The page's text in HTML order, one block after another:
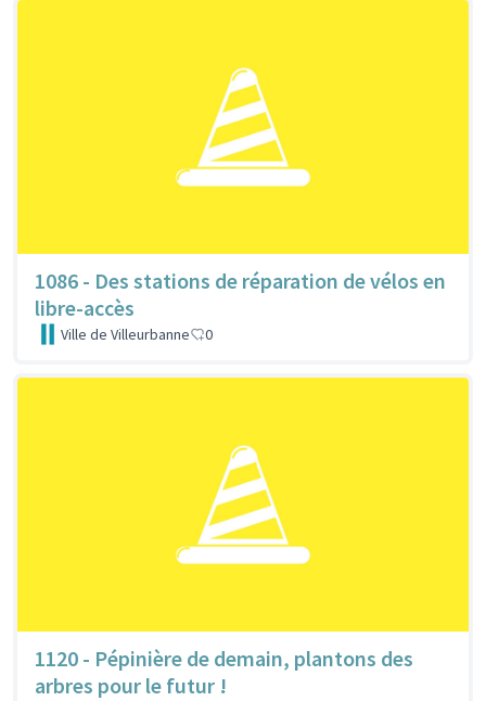
1086 - Des stations de réparation de vélos en
libre-accès
Ville de Villeurbanne 0
1120 - Pépinière de demain, plantons des
arbres pour le futur !